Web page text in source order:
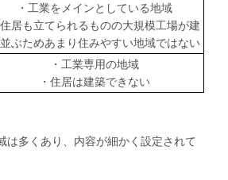
・工業をメインとしている地域
住居も立てられるものの大規模工場が建
ぶためあまり住みやすい地域ではない
・工業専用の地域
・住居は建築できない
は多くあり、内容が細かく設定されて